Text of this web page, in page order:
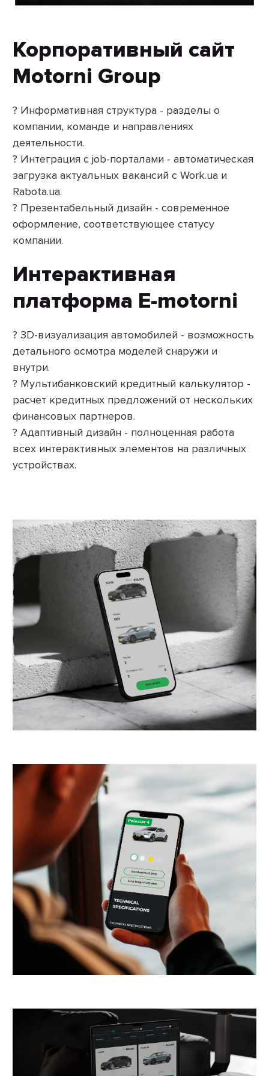
Корпоративный сайт
Motorni Group
? Информативная структура - разделы о
компании, команде и направлениях
деятельности.
? Интеграция с job-порталами - автоматическая
загрузка актуальных вакансий с Work.ua и
Rabota.ua.
? Презентабельный дизайн - современное
оформление, соответствующее статусу
компании.
Интерактивная
платформа E-motorni
? 3D-визуализация автомобилей - возможность
детального осмотра моделей снаружи и
внутри.
? Мультибанковский кредитный калькулятор -
расчет кредитных предложений от нескольких
финансовых партнеров.
? Адаптивный дизайн - полноценная работа
всех интерактивных элементов на различных
устройствах.